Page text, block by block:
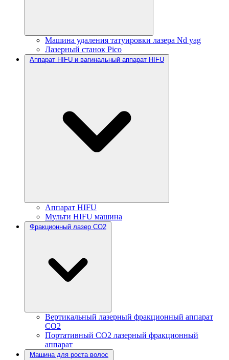
Машина удаления татуировки лазера Nd yag
Лазерный станок Pico
Аппарат HIFU и вагинальный аппарат HIFU
Аппарат HIFU
Мульти HIFU машина
Фракционный лазер CO2
Вертикальный лазерный фракционный аппарат
CO2
Портативный CO2 лазерный фракционный
аппарат
Машина для роста волос